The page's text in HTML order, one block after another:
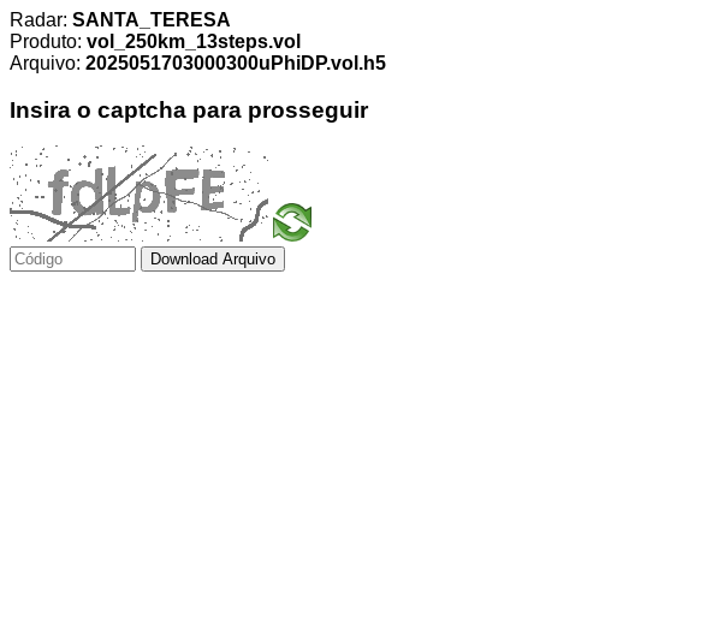
Radar: SANTA_TERESA
Produto: vol_250km_13steps.vol
Arquivo: 2025051703000300uPhiDP.vol.h5
Insira o captcha para prosseguir